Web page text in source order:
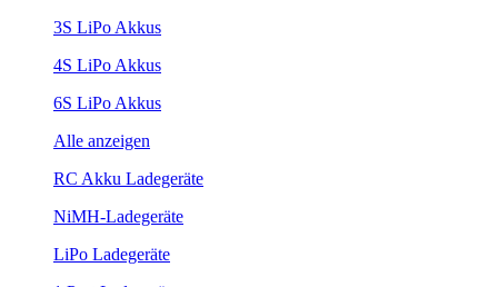
3S LiPo Akkus
4S LiPo Akkus
6S LiPo Akkus
Alle anzeigen
RC Akku Ladegeräte
NiMH-Ladegeräte
LiPo Ladegeräte